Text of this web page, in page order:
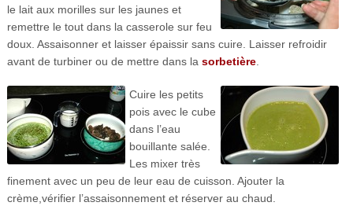
le lait aux morilles sur les jaunes et
remettre le tout dans la casserole sur feu
doux. Assaisonner et laisser épaissir sans cuire. Laisser refroidir
avant de turbiner ou de mettre dans la sorbetière.
Cuire les petits
pois avec le cube
dans l’eau
bouillante salée.
Les mixer très
finement avec un peu de leur eau de cuisson. Ajouter la
crème,vérifier l’assaisonnement et réserver au chaud.